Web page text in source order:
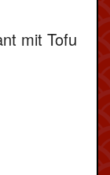
mit Tofu